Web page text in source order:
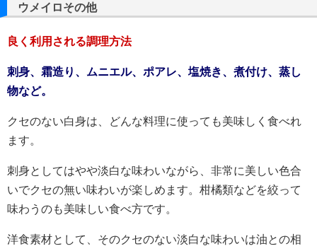
ウメイロその他
良く利用される調理方法
刺身、霜造り、ムニエル、ポアレ、塩焼き、煮付け、蒸し
物など。
クセのない白身は、どんな料理に使っても美味しく食べれ
ます。
刺身としてはやや淡白な味わいながら、非常に美しい色合
いでクセの無い味わいが楽しめます。柑橘類などを絞って
味わうのも美味しい食べ方です。
洋食素材として、そのクセのない淡白な味わいは油との相